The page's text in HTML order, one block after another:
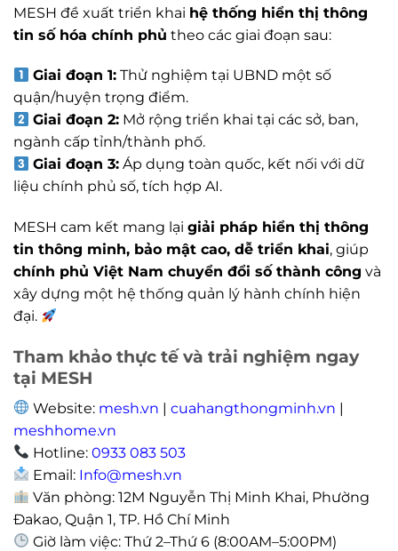
MESH đề xuất triển khai hệ thống hiển thị thông
tin số hóa chính phủ theo các giai đoạn sau:
Giai đoạn 1: Thử nghiệm tại UBND một số
quận/huyện trọng điểm.
Giai đoạn 2: Mở rộng triển khai tại các sở, ban,
ngành cấp tỉnh/thành phố.
Giai đoạn 3: Áp dụng toàn quốc, kết nối với dữ
liệu chính phủ số, tích hợp AI.
MESH cam kết mang lại giải pháp hiển thị thông
tin thông minh, bảo mật cao, dễ triển khai, giúp
chính phủ Việt Nam chuyển đổi số thành công và
xây dựng một hệ thống quản lý hành chính hiện
đại.
Tham khảo thực tế và trải nghiệm ngay
tại MESH
Website: mesh.vn |cuahangthongminh.vn |
meshhome.vn
Hotline:0933 083 503
Email: Info@mesh.vn
Văn phòng: 12M Nguyễn Thị Minh Khai, Phường
Đakao, Quận 1, TP. Hồ Chí Minh
Giờ làm việc: Thứ 2–Thứ 6 (8:00AM–5:00PM)